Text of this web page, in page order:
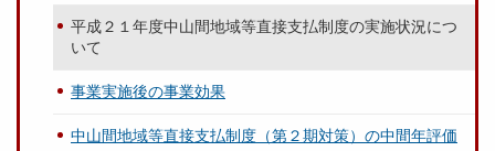
平成２１年度中山間地域等直接支払制度の実施状況につ
いて
事業実施後の事業効果
中山間地域等直接支払制度（第２期対策）の中間年評価